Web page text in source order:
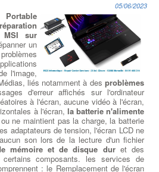
05/06/2023
réparation
MSI sur
un
l'image,
liés notamment à des problèmes
d'erreur affichés sur l'ordinateur
à l'écran, aucune vidéo à l'écran,
à l'écran, la batterie n'alimente
ou ne maintient pas la charge, la batterie
adaptateurs de tension, l'écran LCD ne
son lors de la lecture d'un fichier
mémoire et de disque duret des
composants. les services de
: le Remplacement de l'écran